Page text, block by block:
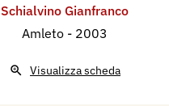
Schialvino ​Gianfranco
Amleto - 2003
Visualizza scheda